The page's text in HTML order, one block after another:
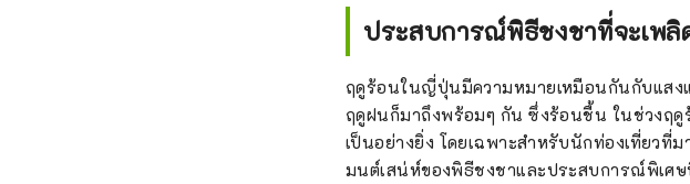
ประสบการณ์พิธีชงชาที่จะเพ
ฤดูร้อนในญี่ปุ่นมีความหมายเหมือนกันกับแสง
ฤดูฝนก็มาถึงพร้อมๆ กัน ซึ่งร้อนชื้น ในช่วงฤ
เป็นอย่างยิ่ง โดยเฉพาะสำหรับนักท่องเที่ยวที่
มนต์เสน่ห์ของพิธีชงชาและประสบการณ์พิเศษ